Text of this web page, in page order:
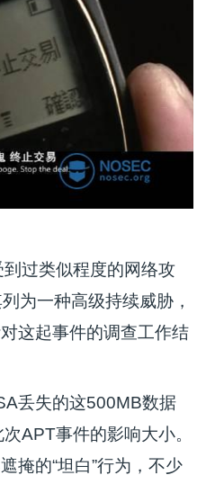
过类似程度的网络攻
为一种高级持续威胁，
这起事件的调查工作结
丢失的这500MB数据
APT事件的影响大小。
掩的“坦白”行为，不少